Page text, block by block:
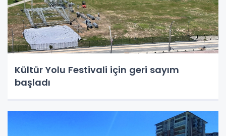
Kültür Yolu Festivali için geri sayım
başladı